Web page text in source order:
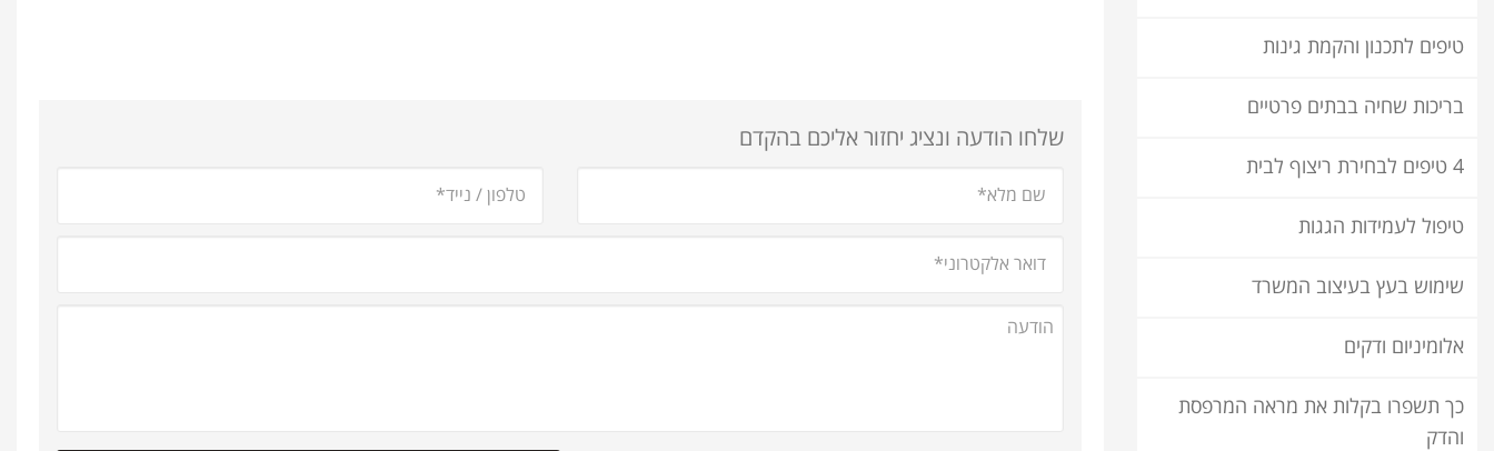
טיפים לתכנון והקמת גינות
בריכות שחיה בבתים פרטיים
4 טיפים לבחירת ריצוף לבית
טיפול לעמידות הגגות
שימוש בעץ בעיצוב המשרד
אלומיניום ודקים
כך תשפרו בקלות את מראה המרפסת
והדק
שלחו הודעה ונציג יחזור אליכם בהקדם